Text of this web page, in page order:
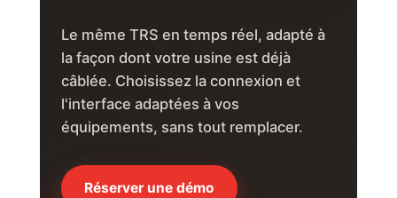
Le même TRS en temps réel, adapté à
la façon dont votre usine est déjà
câblée. Choisissez la connexion et
l'interface adaptées à vos
équipements, sans tout remplacer.
Réserver une démo